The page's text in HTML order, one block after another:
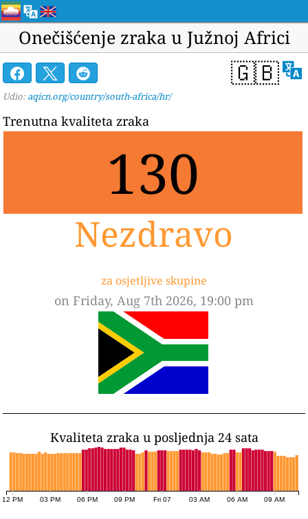
Onečišćenje zraka u Južnoj Africi
🇬🇧
Udio: aqicn.org/country/south-africa/hr/
Trenutna kvaliteta zraka
130
Nezdravo
za osjetljive skupine
on Friday, Aug 7th 2026, 19:00 pm
Kvaliteta zraka u posljednja 24 sata
12 PM 03 PM 06 PM 09 PM Fri 07 03 AM 06 AM 09 AM